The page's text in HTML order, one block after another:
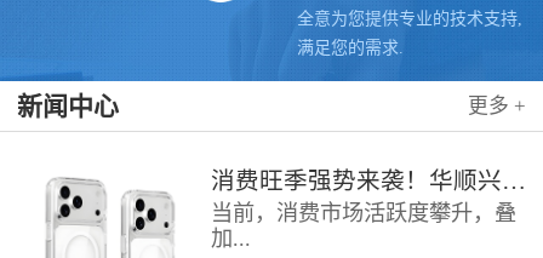
全意为您提供专业的技术支持,
满足您的需求.
新闻中心 更多 +
消费旺季强势来袭！华顺兴业携手科思创 TPU，为手机护套行业注入破局新动能，抢占市场制高点
当前，消费市场活跃度攀升，叠
加...